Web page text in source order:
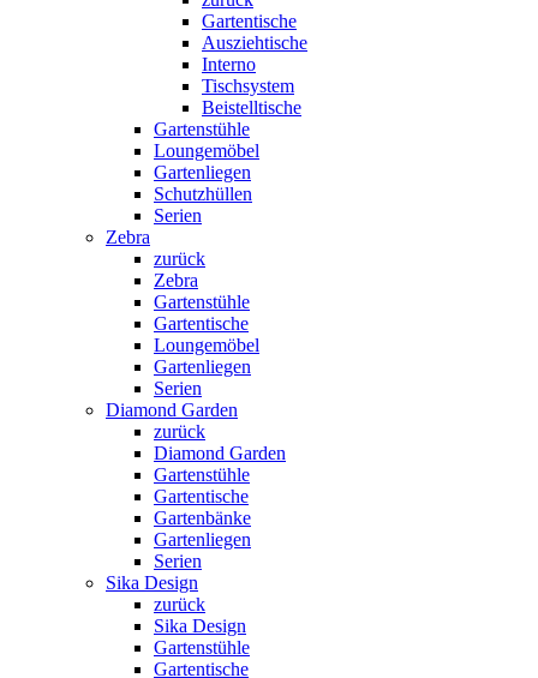
Gartentische
Ausziehtische
Interno
Tischsystem
Beistelltische
Gartenstühle
Loungemöbel
Gartenliegen
Schutzhüllen
Serien
Zebra
zurück
Zebra
Gartenstühle
Gartentische
Loungemöbel
Gartenliegen
Serien
Diamond Garden
zurück
Diamond Garden
Gartenstühle
Gartentische
Gartenbänke
Gartenliegen
Serien
Sika Design
zurück
Sika Design
Gartenstühle
Gartentische